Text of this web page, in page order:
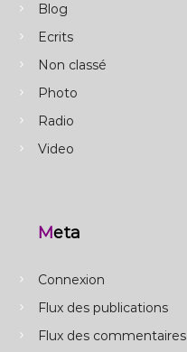
Blog
Ecrits
Non classé
Photo
Radio
Video
Meta
Connexion
Flux des publications
Flux des commentaires